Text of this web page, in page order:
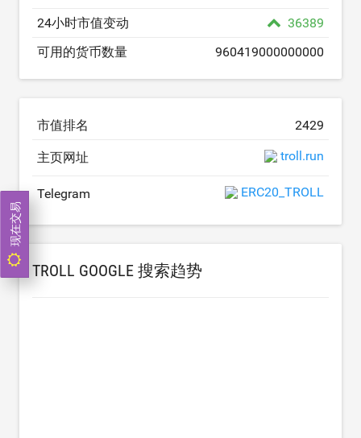
24小时市值变动
36389
可用的货币数量
960419000000000
市值排名 2429
主页网址 troll.run
Telegram ERC20_TROLL
TROLL GOOGLE 搜索趋势
现在交易